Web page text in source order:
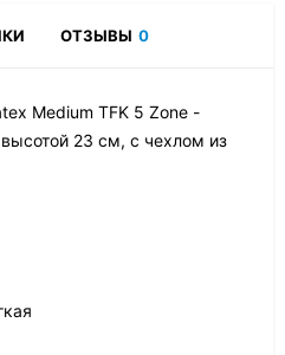
ОТЗЫВЫ 0
Medium TFK 5 Zone -
23 см, с чехлом из